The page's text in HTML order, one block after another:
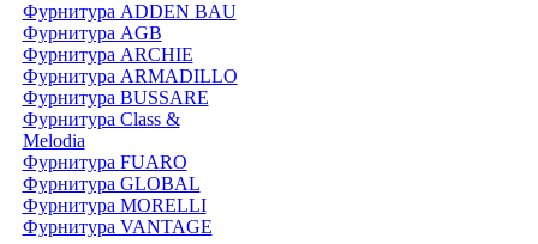
Фурнитура ADDEN BAU
Фурнитура AGB
Фурнитура ARCHIE
Фурнитура ARMADILLO
Фурнитура BUSSARE
Фурнитура Class &
Melodia
Фурнитура FUARO
Фурнитура GLOBAL
Фурнитура MORELLI
Фурнитура VANTAGE